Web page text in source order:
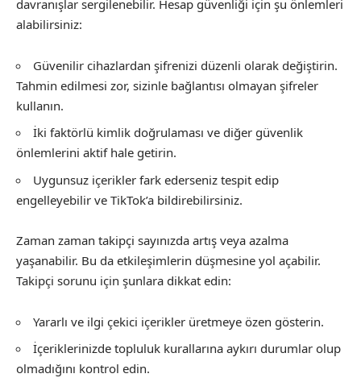
davranışlar sergilenebilir. Hesap güvenliği için şu önlemleri
alabilirsiniz:
Güvenilir cihazlardan şifrenizi düzenli olarak değiştirin.
Tahmin edilmesi zor, sizinle bağlantısı olmayan şifreler
kullanın.
İki faktörlü kimlik doğrulaması ve diğer güvenlik
önlemlerini aktif hale getirin.
Uygunsuz içerikler fark ederseniz tespit edip
engelleyebilir ve TikTok’a bildirebilirsiniz.
Zaman zaman takipçi sayınızda artış veya azalma
yaşanabilir. Bu da etkileşimlerin düşmesine yol açabilir.
Takipçi sorunu için şunlara dikkat edin:
Yararlı ve ilgi çekici içerikler üretmeye özen gösterin.
İçeriklerinizde topluluk kurallarına aykırı durumlar olup
olmadığını kontrol edin.